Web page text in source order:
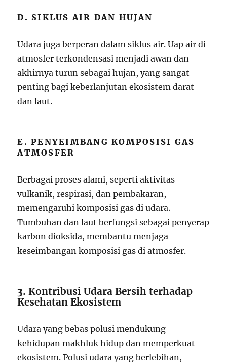
D. SIKLUS AIR DAN HUJAN
Udara juga berperan dalam siklus air. Uap air di
atmosfer terkondensasi menjadi awan dan
akhirnya turun sebagai hujan, yang sangat
penting bagi keberlanjutan ekosistem darat
dan laut.
E. PENYEIMBANG KOMPOSISI GAS
ATMOSFER
Berbagai proses alami, seperti aktivitas
vulkanik, respirasi, dan pembakaran,
memengaruhi komposisi gas di udara.
Tumbuhan dan laut berfungsi sebagai penyerap
karbon dioksida, membantu menjaga
keseimbangan komposisi gas di atmosfer.
3.Kontribusi Udara Bersih terhadap
Kesehatan Ekosistem
Udara yang bebas polusi mendukung
kehidupan makhluk hidup dan memperkuat
ekosistem. Polusi udara yang berlebihan,